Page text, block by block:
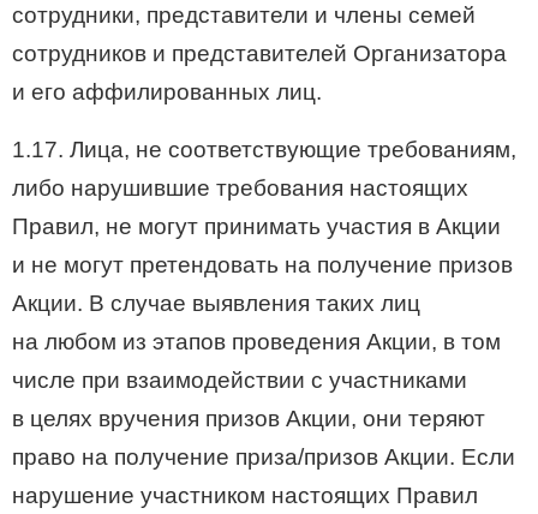
сотрудники, представители и члены семей
сотрудников и представителей Организатора
и его аффилированных лиц.
1.17. Лица, не соответствующие требованиям,
либо нарушившие требования настоящих
Правил, не могут принимать участия в Акции
и не могут претендовать на получение призов
Акции. В случае выявления таких лиц
на любом из этапов проведения Акции, в том
числе при взаимодействии с участниками
в целях вручения призов Акции, они теряют
право на получение приза/призов Акции. Если
нарушение участником настоящих Правил